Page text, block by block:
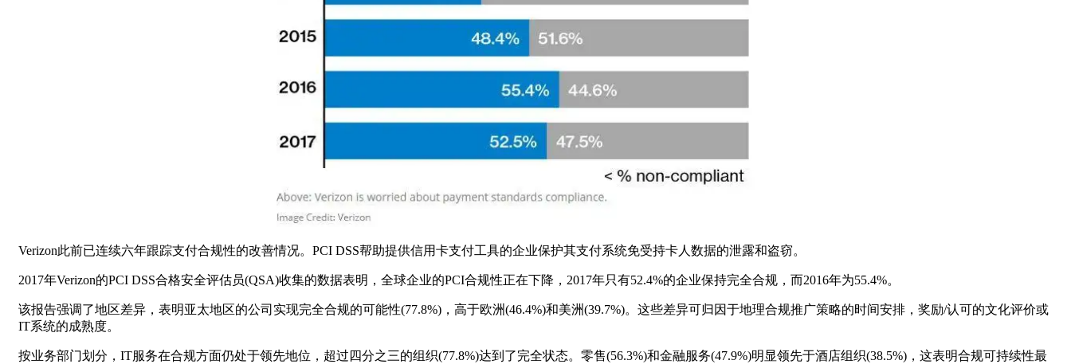
Verizon此前已连续六年跟踪支付合规性的改善情况。PCI DSS帮助提供信用卡支付工具的企业保护其支付系统免受持卡人数据的泄露和盗窃。
2017年Verizon的PCI DSS合格安全评估员(QSA)收集的数据表明，全球企业的PCI合规性正在下降，2017年只有52.4%的企业保持完全合规，而2016年为55.4%。
该报告强调了地区差异，表明亚太地区的公司实现完全合规的可能性(77.8%)，高于欧洲(46.4%)和美洲(39.7%)。这些差异可归因于地理合规推广策略的时间安排，奖励/认可的文化评价或
IT系统的成熟度。
按业务部门划分，IT服务在合规方面仍处于领先地位，超过四分之三的组织(77.8%)达到了完全状态。零售(56.3%)和金融服务(47.9%)明显领先于酒店组织(38.5%)，这表明合规可持续性最